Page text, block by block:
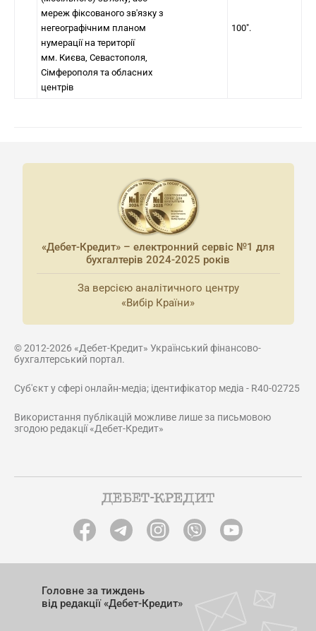
мереж фіксованого зв'язку з
негеографічним планом
нумерації на території
мм. Києва, Севастополя,
Сімферополя та обласних
центрів
100".
«Дебет-Кредит» – електронний сервіс №1 для
бухгалтерів 2024-2025 років
За версією аналітичного центру
«Вибір Країни»
© 2012-2026 «Дебет-Кредит» Український фінансово-
бухгалтерський портал.
Суб'єкт у сфері онлайн-медіа; ідентифікатор медіа - R40-02725
Використання публікацій можливе лише за письмовою
згодою редакції «Дебет-Кредит»
Головне за тиждень
від редакції «Дебет-Кредит»